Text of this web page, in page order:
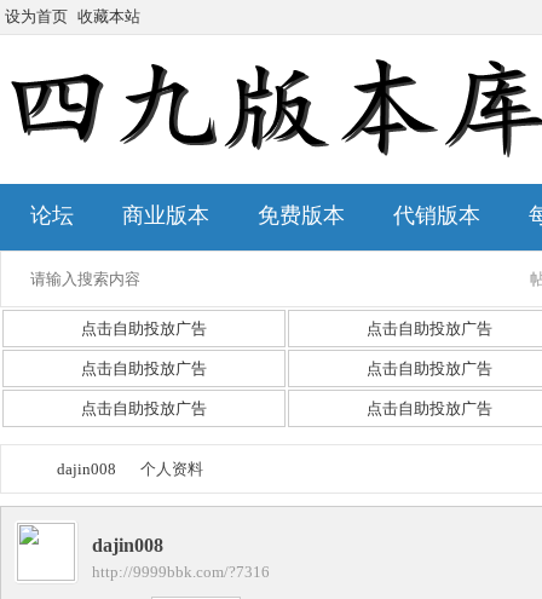
设为首页 收藏本站
论坛 商业版本 免费版本 代销版本
点击自助投放广告 点击自助投放广告
点击自助投放广告 点击自助投放广告
点击自助投放广告 点击自助投放广告
dajin008
›
个人资料
dajin008
http://9999bbk.com/?7316